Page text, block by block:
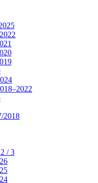
2018
/ 3